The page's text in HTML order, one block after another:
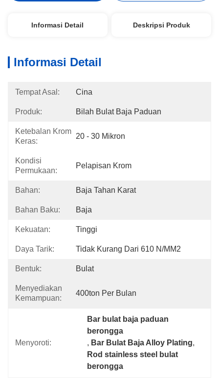
Informasi Detail Deskripsi Produk
Informasi Detail
Tempat Asal: Cina
Produk: Bilah Bulat Baja Paduan
Ketebalan Krom
Keras:
20 - 30 Mikron
Kondisi
Permukaan:
Pelapisan Krom
Bahan: Baja Tahan Karat
Bahan Baku: Baja
Kekuatan: Tinggi
Daya Tarik: Tidak Kurang Dari 610 N/MM2
Bentuk: Bulat
Menyediakan
Kemampuan:
400ton Per Bulan
Menyoroti:
Bar bulat baja paduan
berongga
, Bar Bulat Baja Alloy Plating,
Rod stainless steel bulat
berongga